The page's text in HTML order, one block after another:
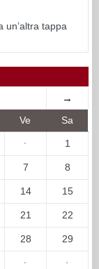
un’altra tappa
→
Ve Sa
· 1
7 8
14 15
21 22
28 29
· ·